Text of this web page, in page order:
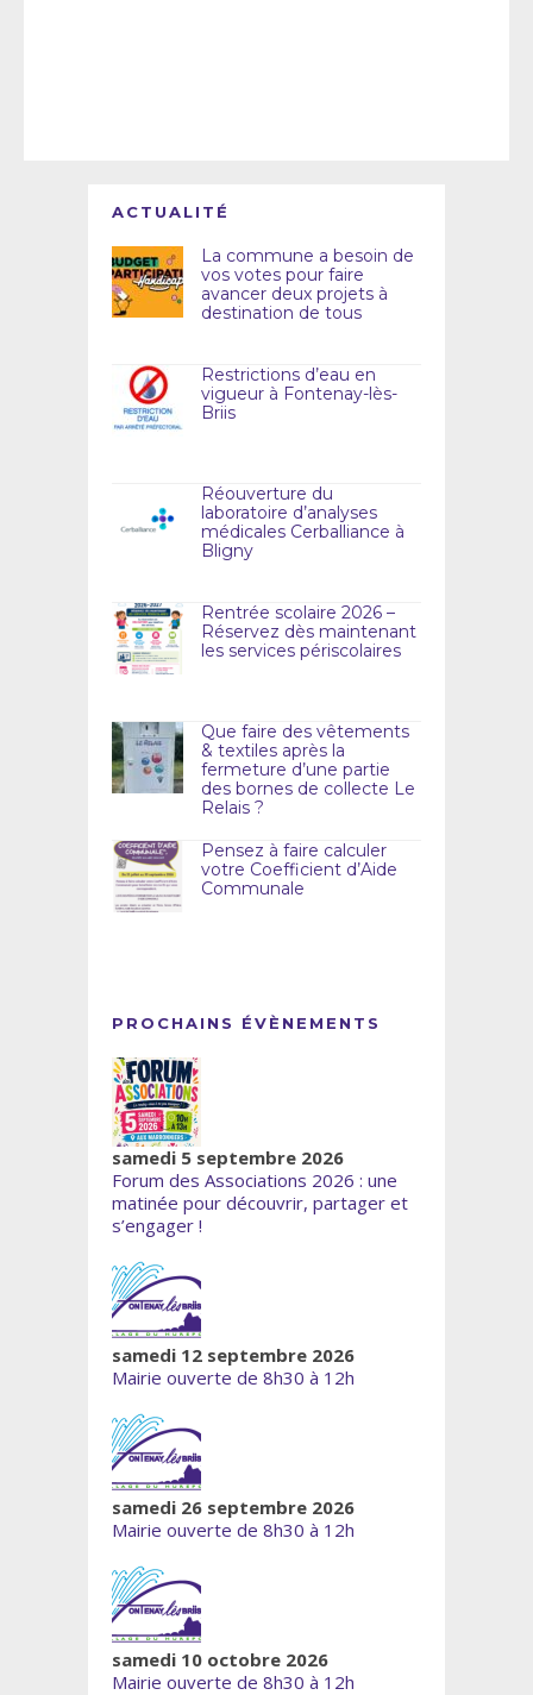
ACTUALITÉ
La commune a besoin de
vos votes pour faire
avancer deux projets à
destination de tous
Restrictions d’eau en
vigueur à Fontenay-lès-
Briis
Réouverture du
laboratoire d’analyses
médicales Cerballiance à
Bligny
Rentrée scolaire 2026 –
Réservez dès maintenant
les services périscolaires
Que faire des vêtements
& textiles après la
fermeture d’une partie
des bornes de collecte Le
Relais ?
Pensez à faire calculer
votre Coefficient d’Aide
Communale
PROCHAINS ÉVÈNEMENTS
samedi 5 septembre 2026
Forum des Associations 2026 : une
matinée pour découvrir, partager et
s’engager !
samedi 12 septembre 2026
Mairie ouverte de 8h30 à 12h
samedi 26 septembre 2026
Mairie ouverte de 8h30 à 12h
samedi 10 octobre 2026
Mairie ouverte de 8h30 à 12h